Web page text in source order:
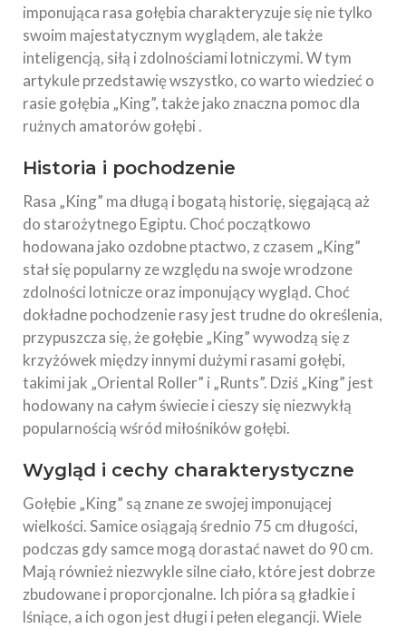
imponująca rasa gołębia charakteryzuje się nie tylko
swoim majestatycznym wyglądem, ale także
inteligencją, siłą i zdolnościami lotniczymi. W tym
artykule przedstawię wszystko, co warto wiedzieć o
rasie gołębia „King”, także jako znaczna pomoc dla
rużnych amatorów gołębi .
Historia i pochodzenie
Rasa „King” ma długą i bogatą historię, sięgającą aż
do starożytnego Egiptu. Choć początkowo
hodowana jako ozdobne ptactwo, z czasem „King”
stał się popularny ze względu na swoje wrodzone
zdolności lotnicze oraz imponujący wygląd. Choć
dokładne pochodzenie rasy jest trudne do określenia,
przypuszcza się, że gołębie „King” wywodzą się z
krzyżówek między innymi dużymi rasami gołębi,
takimi jak „Oriental Roller” i „Runts”. Dziś „King” jest
hodowany na całym świecie i cieszy się niezwykłą
popularnością wśród miłośników gołębi.
Wygląd i cechy charakterystyczne
Gołębie „King” są znane ze swojej imponującej
wielkości. Samice osiągają średnio 75 cm długości,
podczas gdy samce mogą dorastać nawet do 90 cm.
Mają również niezwykle silne ciało, które jest dobrze
zbudowane i proporcjonalne. Ich pióra są gładkie i
lśniące, a ich ogon jest długi i pełen elegancji. Wiele